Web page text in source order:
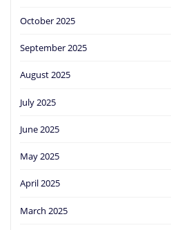
October 2025
September 2025
August 2025
July 2025
June 2025
May 2025
April 2025
March 2025